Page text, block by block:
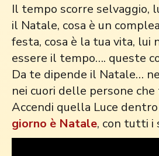
Il tempo scorre selvaggio,
il Natale, cosa è un
festa, cosa è la tua vita, lui
essere il tempo…. queste
Da te dipende il Natale…
nei cuori delle persone che
Accendi quella Luce
giorno è Natale, con tutti i